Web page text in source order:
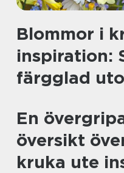
Blommor i
inspiration:
färgglad
En
översikt
kruka ute